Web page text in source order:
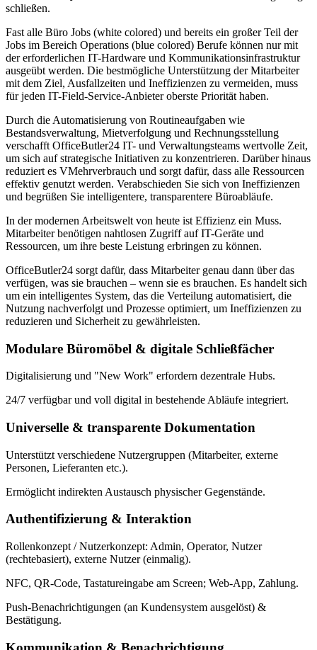
schließen.
Fast alle Büro Jobs (white colored) und bereits ein großer Teil der
Jobs im Bereich Operations (blue colored) Berufe können nur mit
der erforderlichen IT-Hardware und Kommunikationsinfrastruktur
ausgeübt werden. Die bestmögliche Unterstützung der Mitarbeiter
mit dem Ziel, Ausfallzeiten und Ineffizienzen zu vermeiden, muss
für jeden IT-Field-Service-Anbieter oberste Priorität haben.
Durch die Automatisierung von Routineaufgaben wie
Bestandsverwaltung, Mietverfolgung und Rechnungsstellung
verschafft OfficeButler24 IT- und Verwaltungsteams wertvolle Zeit,
um sich auf strategische Initiativen zu konzentrieren. Darüber hinaus
reduziert es VMehrverbrauch und sorgt dafür, dass alle Ressourcen
effektiv genutzt werden. Verabschieden Sie sich von Ineffizienzen
und begrüßen Sie intelligentere, transparentere Büroabläufe.
In der modernen Arbeitswelt von heute ist Effizienz ein Muss.
Mitarbeiter benötigen nahtlosen Zugriff auf IT-Geräte und
Ressourcen, um ihre beste Leistung erbringen zu können.
OfficeButler24 sorgt dafür, dass Mitarbeiter genau dann über das
verfügen, was sie brauchen – wenn sie es brauchen. Es handelt sich
um ein intelligentes System, das die Verteilung automatisiert, die
Nutzung nachverfolgt und Prozesse optimiert, um Ineffizienzen zu
reduzieren und Sicherheit zu gewährleisten.
Modulare Büromöbel & digitale Schließfächer
Digitalisierung und "New Work" erfordern dezentrale Hubs.
24/7 verfügbar und voll digital in bestehende Abläufe integriert.
Universelle & transparente Dokumentation
Unterstützt verschiedene Nutzergruppen (Mitarbeiter, externe
Personen, Lieferanten etc.).
Ermöglicht indirekten Austausch physischer Gegenstände.
Authentifizierung & Interaktion
Rollenkonzept / Nutzerkonzept: Admin, Operator, Nutzer
(rechtebasiert), externe Nutzer (einmalig).
NFC, QR-Code, Tastatureingabe am Screen; Web-App, Zahlung.
Push-Benachrichtigungen (an Kundensystem ausgelöst) &
Bestätigung.